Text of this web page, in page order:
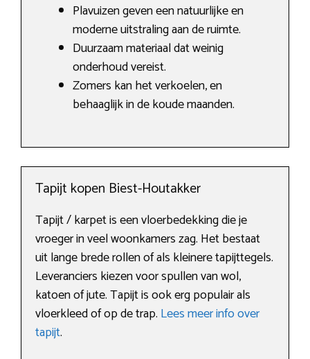
Plavuizen geven een natuurlijke en
moderne uitstraling aan de ruimte.
Duurzaam materiaal dat weinig
onderhoud vereist.
Zomers kan het verkoelen, en
behaaglijk in de koude maanden.
Tapijt kopen Biest-Houtakker
Tapijt / karpet is een vloerbedekking die je
vroeger in veel woonkamers zag. Het bestaat
uit lange brede rollen of als kleinere tapijttegels.
Leveranciers kiezen voor spullen van wol,
katoen of jute. Tapijt is ook erg populair als
vloerkleed of op de trap. Lees meer info over
tapijt.